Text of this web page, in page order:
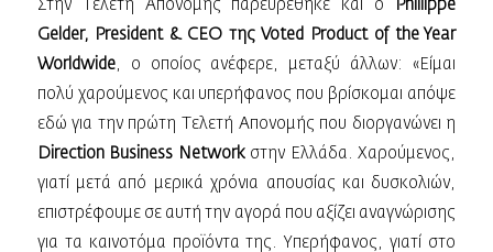
Στην Τελετή Απονομής παρευρέθηκε και ο
Phillippe
Gelder, President & CEO της Voted Product of the Year
Worldwide, o οποίος ανέφερε, μεταξύ άλλων: «Είμαι
πολύ χαρούμενος και υπερήφανος που βρίσκομαι απόψε
εδώ για την πρώτη Τελετή Απονομής που διοργανώνει η
Direction Business Networkστην Ελλάδα. Χαρούμενος,
γιατί μετά από μερικά χρόνια απουσίας και δυσκολιών,
επιστρέφουμε σε αυτή την αγορά που αξίζει αναγνώρισης
για τα καινοτόμα προϊόντα της. Υπερήφανος, γιατί στο